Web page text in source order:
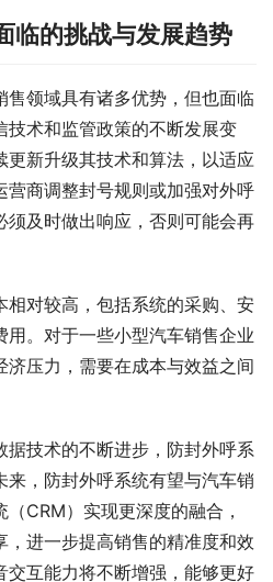
临的挑战与发展趋势
领域具有诸多优势，但也面临
技术和监管政策的不断发展变
更新升级其技术和算法，以适应
营商调整封号规则或加强对外呼
须及时做出响应，否则可能会再
相对较高，包括系统的采购、安
。对于一些小型汽车销售企业
压力，需要在成本与效益之间
据技术的不断进步，防封外呼系
，防封外呼系统有望与汽车销
CRM）实现更深度的融合，
，进一步提高销售的精准度和效
交互能力将不断增强，能够更好